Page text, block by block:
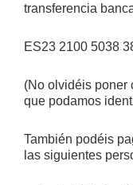
transferencia
ES23 2100 5038
(No olvidéis poner
que podamos
También podéis
las siguientes